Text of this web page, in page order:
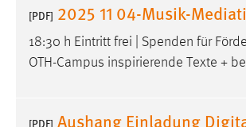
[PDF] 2025 11 04-Musik-
18:30 h Eintritt frei | Spenden für
OTH-Campus inspirierende Texte +
[PDF] Aushang Einladung